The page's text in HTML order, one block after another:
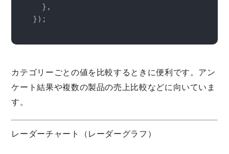
  },
});
カテゴリーごとの値を比較するときに便利です。アン
ケート結果や複数の製品の売上比較などに向いていま
す。
レーダーチャート（レーダーグラフ）